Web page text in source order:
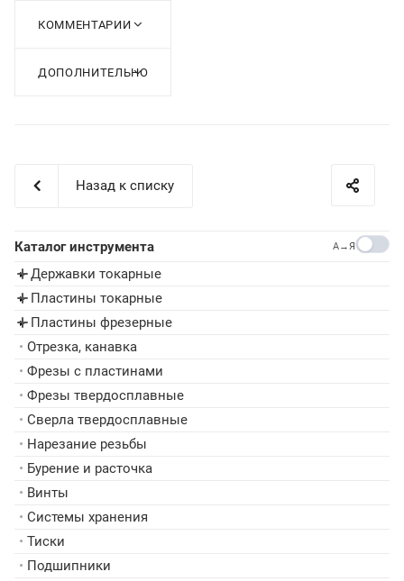
КОММЕНТАРИИ
ДОПОЛНИТЕЛЬНО
Назад к списку
Каталог инструмента A→Я
▸ Державки токарные
▸ Пластины токарные
▸ Пластины фрезерные
• Отрезка, канавка
• Фрезы с пластинами
• Фрезы твердосплавные
• Сверла твердосплавные
• Нарезание резьбы
• Бурение и расточка
• Винты
• Системы хранения
• Тиски
• Подшипники